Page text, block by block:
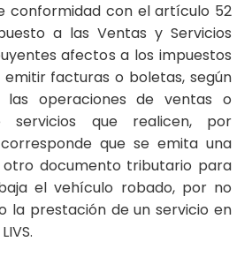
conformidad con el artículo 52
a las Ventas y Servicios
afectos a los impuestos
facturas o boletas, según
las operaciones de ventas o
servicios que realicen, por
que se emita una
documento tributario para
el vehículo robado, por no
la prestación de un servicio en